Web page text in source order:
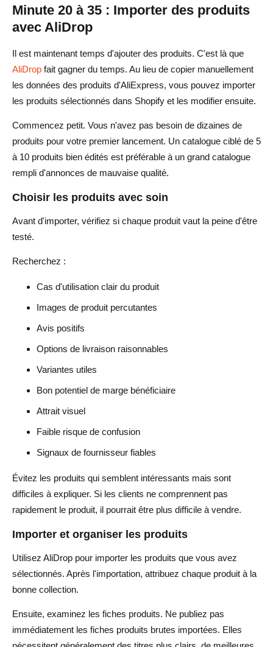
Minute 20 à 35 : Importer des produits
avec AliDrop
Il est maintenant temps d'ajouter des produits. C'est là que
AliDrop fait gagner du temps. Au lieu de copier manuellement
les données des produits d'AliExpress, vous pouvez importer
les produits sélectionnés dans Shopify et les modifier ensuite.
Commencez petit. Vous n'avez pas besoin de dizaines de
produits pour votre premier lancement. Un catalogue ciblé de 5
à 10 produits bien édités est préférable à un grand catalogue
rempli d'annonces de mauvaise qualité.
Choisir les produits avec soin
Avant d'importer, vérifiez si chaque produit vaut la peine d'être
testé.
Recherchez :
Cas d'utilisation clair du produit
Images de produit percutantes
Avis positifs
Options de livraison raisonnables
Variantes utiles
Bon potentiel de marge bénéficiaire
Attrait visuel
Faible risque de confusion
Signaux de fournisseur fiables
Évitez les produits qui semblent intéressants mais sont
difficiles à expliquer. Si les clients ne comprennent pas
rapidement le produit, il pourrait être plus difficile à vendre.
Importer et organiser les produits
Utilisez AliDrop pour importer les produits que vous avez
sélectionnés. Après l'importation, attribuez chaque produit à la
bonne collection.
Ensuite, examinez les fiches produits. Ne publiez pas
immédiatement les fiches produits brutes importées. Elles